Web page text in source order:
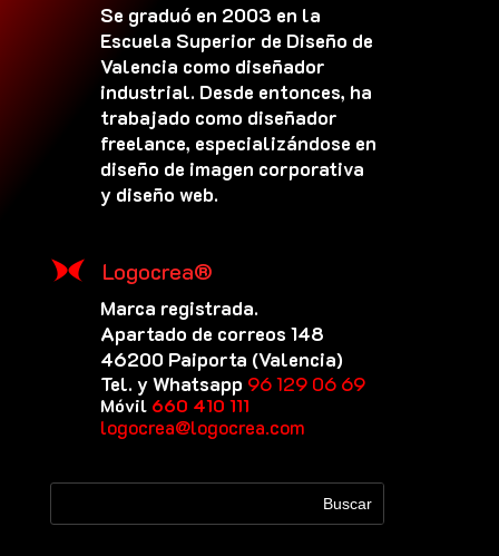
Se graduó en 2003 en la
Escuela Superior de Diseño de
Valencia como diseñador
industrial. Desde entonces, ha
trabajado como diseñador
freelance, especializándose en
diseño de imagen corporativa
y diseño web.
Logocrea®
Marca registrada.
Apartado de correos 148
46200 Paiporta (Valencia)
Tel. y Whatsapp 96 129 06 69
Móvil 660 410 111
logocrea@logocrea.com